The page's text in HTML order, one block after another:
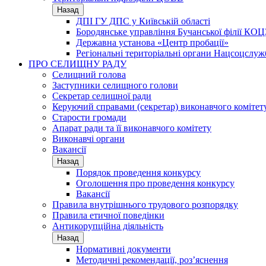
Назад
ДПІ ГУ ДПС у Київській області
Бородянське управління Бучанської філії
Державна установа «Центр пробації»
Регіональні територіальні органи
ПРО СЕЛИЩНУ РАДУ
Селищний голова
Заступники селищного голови
Секретар селищної ради
Керуючий справами (секретар) виконавчого
Старости громади
Апарат ради та її виконавчого комітету
Виконавчі органи
Вакансії
Назад
Порядок проведення конкурсу
Оголошення про проведення конкурсу
Вакансії
Правила внутрішнього трудового розпорядку
Правила етичної поведінки
Антикорупційна діяльність
Назад
Нормативні документи
Методичні рекомендації, роз’яснення